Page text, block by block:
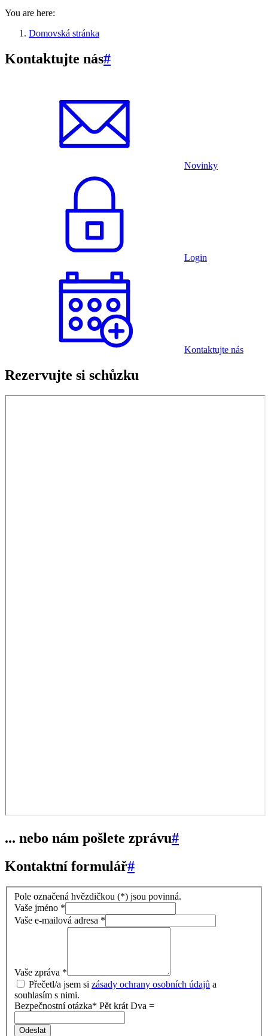
You are here:
Domovská stránka
Kontaktujte nás#
Novinky
Login
Kontaktujte nás
Rezervujte si schůzku
... nebo nám pošlete zprávu#
Kontaktní formulář#
Pole označená hvězdičkou (*) jsou povinná.
Vaše jméno *
Vaše e-mailová adresa *
Vaše zpráva *
Přečetl/a jsem si zásady ochrany osobních údajů a
souhlasím s nimi.
Bezpečnostní otázka* Pět krát Dva =